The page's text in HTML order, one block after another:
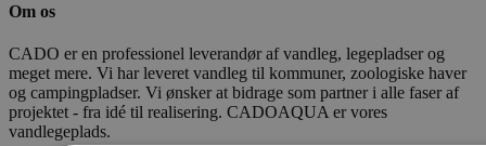
Om os
CADO er en professionel leverandør af vandleg, legepladser og
meget mere. Vi har leveret vandleg til kommuner, zoologiske haver
og campingpladser. Vi ønsker at bidrage som partner i alle faser af
projektet - fra idé til realisering. CADOAQUA er vores
vandlegeplads.